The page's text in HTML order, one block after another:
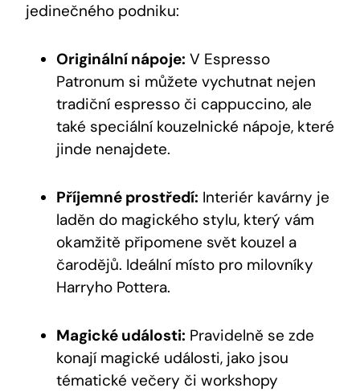
jedinečného podniku:
Originální nápoje: V Espresso
Patronum si můžete vychutnat nejen
tradiční espresso či cappuccino, ale
také speciální kouzelnické nápoje, které
jinde nenajdete.
Příjemné prostředí: Interiér kavárny je
laděn do magického stylu, který vám
okamžitě připomene svět kouzel a
čarodějů. Ideální místo pro milovníky
Harryho Pottera.
Magické události: Pravidelně se zde
konají magické události, jako jsou
tématické večery či workshopy